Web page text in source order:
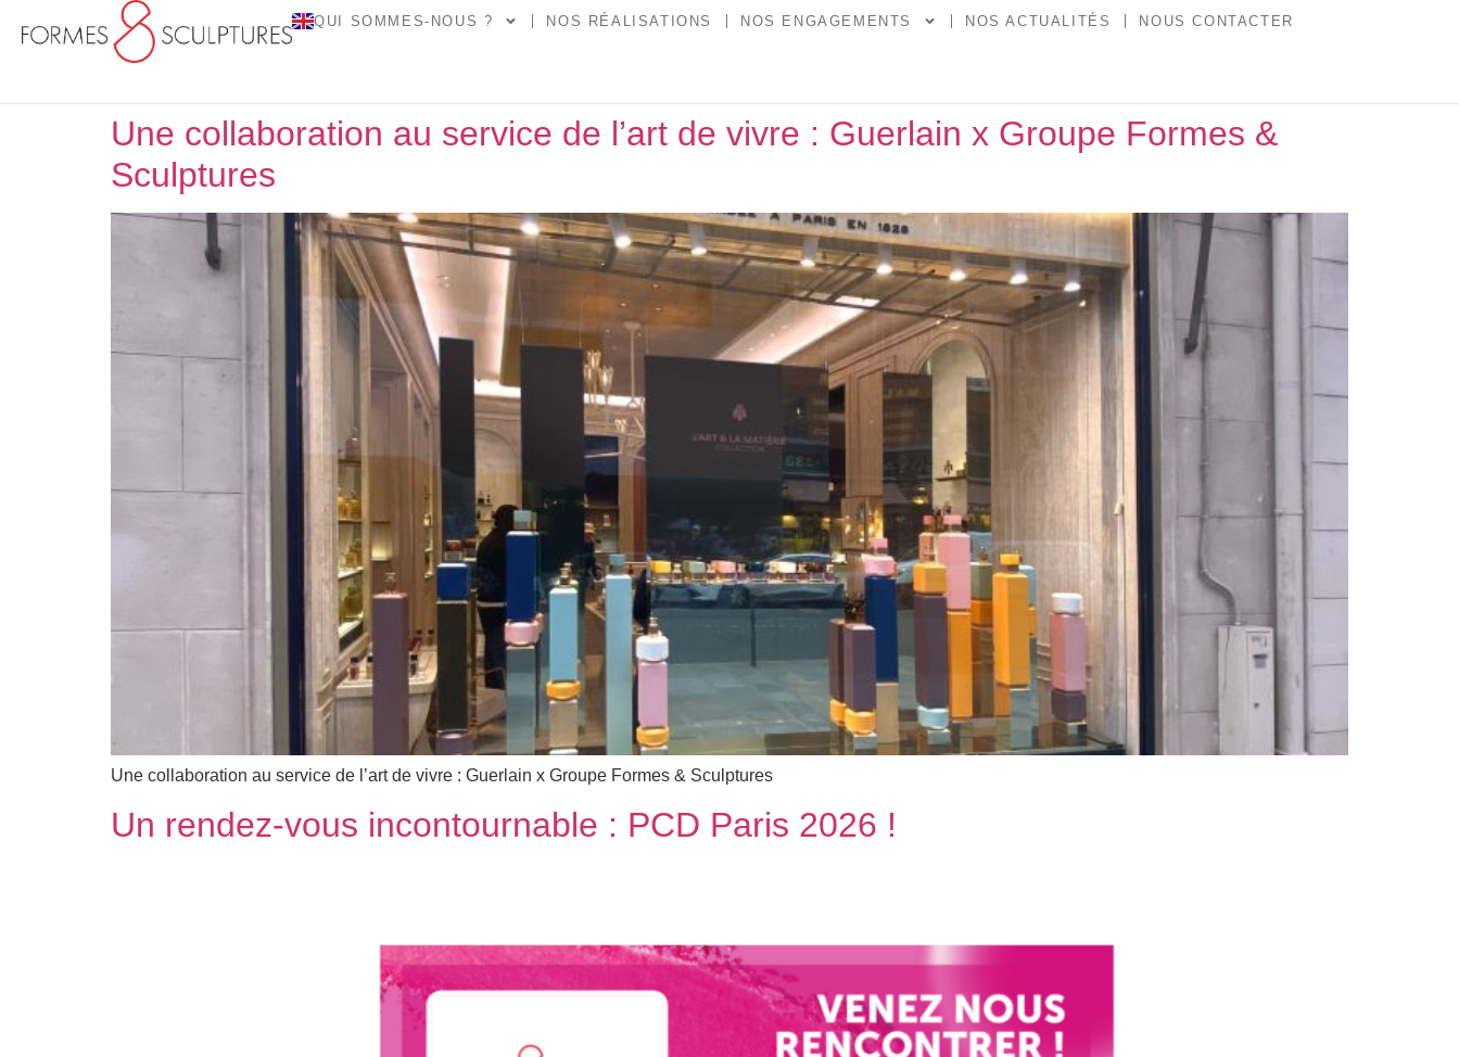
QUI SOMMES-NOUS ? NOS RÉALISATIONS NOS ENGAGEMENTS NOS ACTUALITÉS NOUS CONTACTER
Une collaboration au service de l’art de vivre : Guerlain x Groupe Formes &
Sculptures
Une collaboration au service de l’art de vivre : Guerlain x Groupe Formes & Sculptures
Un rendez-vous incontournable : PCD Paris 2026 !